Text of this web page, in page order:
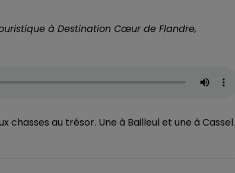
à Destination Cœur de Flandre,
au trésor. Une à Bailleul et une à Cassel.